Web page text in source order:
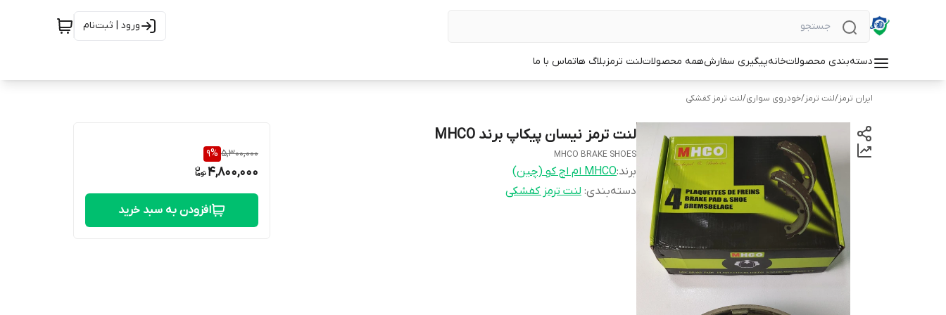
ورود | ثبت‌نام
دسته‌بندی محصولاتخانهپیگیری سفارشهمه محصولاتلنت ترمزبلاگ هاتماس با ما
ایران ترمز/لنت ترمز/خودروی سواری/لنت ترمز کفشکی
لنت ترمز نیسان ‏پیکاپ برند MHCO
MHCO BRAKE SHOES
برند:MHCO ام اچ کو (چین)
دسته‌بندی: لنت ترمز کفشکی
5,300,000
9%
4,800,000
افزودن به سبد خرید